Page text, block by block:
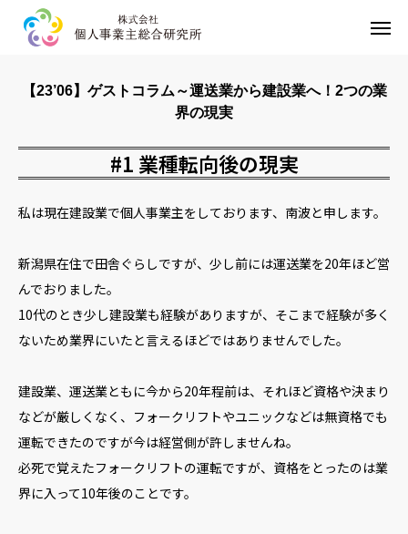
【23’06】ゲストコラム～運送業から建設業へ！2つの業
界の現実
#1 業種転向後の現実
私は現在建設業で個人事業主をしております、南波と申します。
新潟県在住で田舎ぐらしですが、少し前には運送業を20年ほど営
んでおりました。
10代のとき少し建設業も経験がありますが、そこまで経験が多く
ないため業界にいたと言えるほどではありませんでした。
建設業、運送業ともに今から20年程前は、それほど資格や決まり
などが厳しくなく、フォークリフトやユニックなどは無資格でも
運転できたのですが今は経営側が許しませんね。
必死で覚えたフォークリフトの運転ですが、資格をとったのは業
界に入って10年後のことです。
お問い合わせ
プライバシーポリシー